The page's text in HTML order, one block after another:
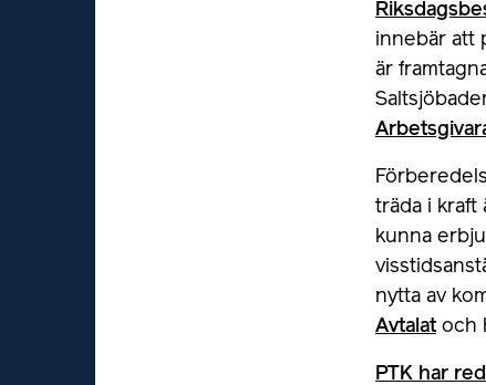
innebär att
är
träda i kraft
kunna
nytta av
Avtalatoch
PTK har